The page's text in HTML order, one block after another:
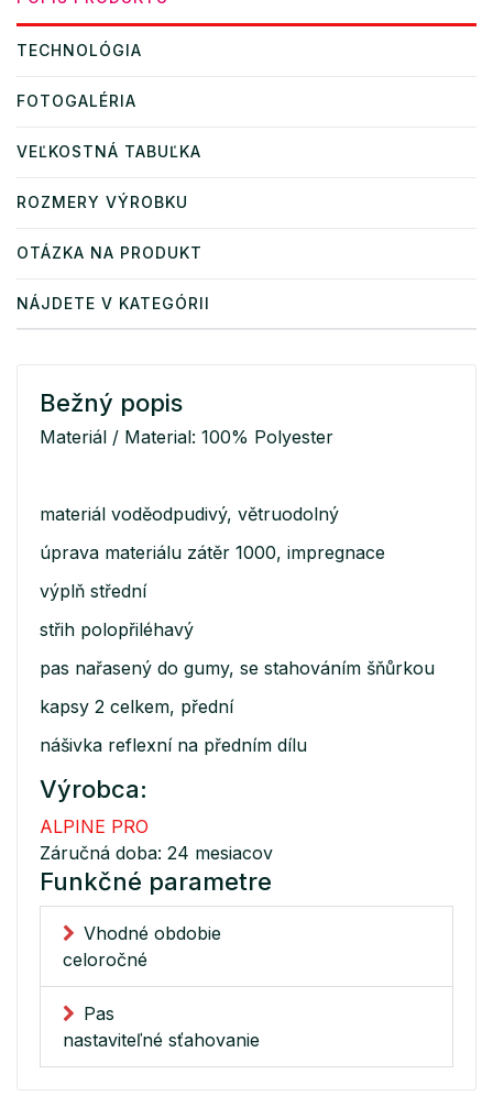
TECHNOLÓGIA
FOTOGALÉRIA
VEĽKOSTNÁ TABUĽKA
ROZMERY VÝROBKU
OTÁZKA NA PRODUKT
NÁJDETE V KATEGÓRII
Bežný popis
Materiál / Material: 100% Polyester
materiál voděodpudivý, větruodolný
úprava materiálu zátěr 1000, impregnace
výplň střední
střih polopřiléhavý
pas nařasený do gumy, se stahováním šňůrkou
kapsy 2 celkem, přední
nášivka reflexní na předním dílu
Výrobca:
ALPINE PRO
Záručná doba: 24 mesiacov
Funkčné parametre
Vhodné obdobie
celoročné
Pas
nastaviteľné sťahovanie